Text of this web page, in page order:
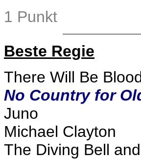
1 Punkt
Beste Regie
There Will Be
No Country for
Juno
Michael Clayton
The Diving Bell